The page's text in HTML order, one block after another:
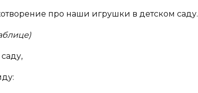
про наши игрушки в детском саду.